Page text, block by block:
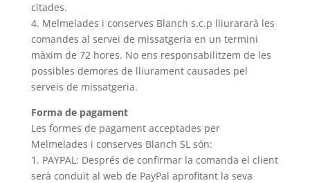
citades.
4. Melmelades i conserves Blanch s.c.p lliurararà les
comandes al servei de missatgeria en un termini
màxim de 72 hores. No ens responsabilitzem de les
possibles demores de lliurament causades pel
serveis de missatgeria.
Forma de pagament
Les formes de pagament acceptades per
Melmelades i conserves Blanch SL són:
1. PAYPAL: Després de confirmar la comanda el client
serà conduït al web de PayPal aprofitant la seva